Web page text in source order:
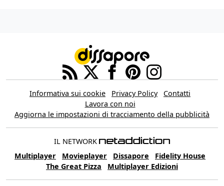
Informativa sui cookie Privacy Policy
Contatti
Lavora con noi
Aggiorna le impostazioni di tracciamento della pubblicità
IL NETWORK
Multiplayer
Movieplayer Dissapore
Fidelity House
The Great Pizza
Multiplayer Edizioni